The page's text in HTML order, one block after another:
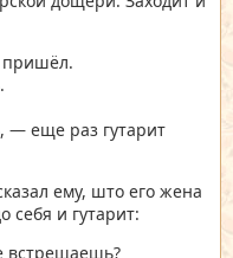
пришёл.
— еще раз гутарит
ему, што его жена
себя и гутарит: